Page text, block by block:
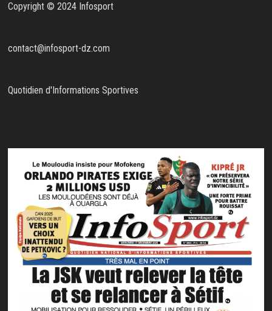
Copyright © 2024 Infosport
contact@infosport-dz.com
Quotidien d'Informations Sportives